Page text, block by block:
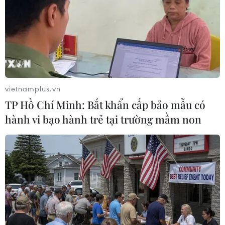
#Chống buôn lậu #Hàng giả
#Hàng lậu
#Quản lý thị trường
#Bộ Công Thương
#Cục Quản lý thị trường
#Bộ trưởng Vũ Huy Hoàng
Theo dõi VietnamPlus
vietnamplus.vn
TP Hồ Chí Minh: Bắt khẩn cấp bảo mẫu có
hành vi bạo hành trẻ tại trường mầm non